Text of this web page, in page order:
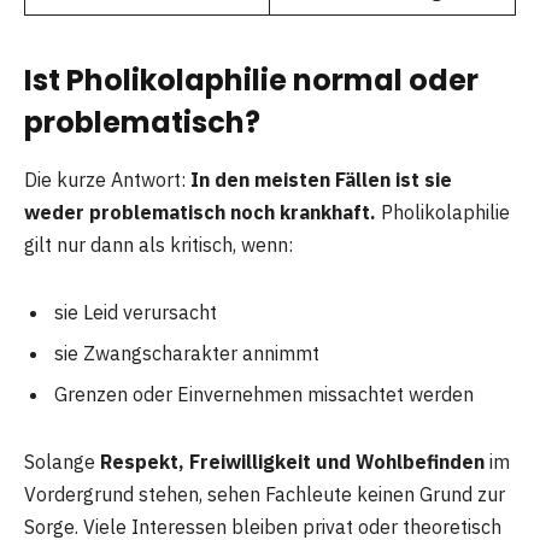
Ist Pholikolaphilie normal oder
problematisch?
Die kurze Antwort: In den meisten Fällen ist sie
weder problematisch noch krankhaft. Pholikolaphilie
gilt nur dann als kritisch, wenn:
sie Leid verursacht
sie Zwangscharakter annimmt
Grenzen oder Einvernehmen missachtet werden
Solange Respekt, Freiwilligkeit und Wohlbefinden im
Vordergrund stehen, sehen Fachleute keinen Grund zur
Sorge. Viele Interessen bleiben privat oder theoretisch